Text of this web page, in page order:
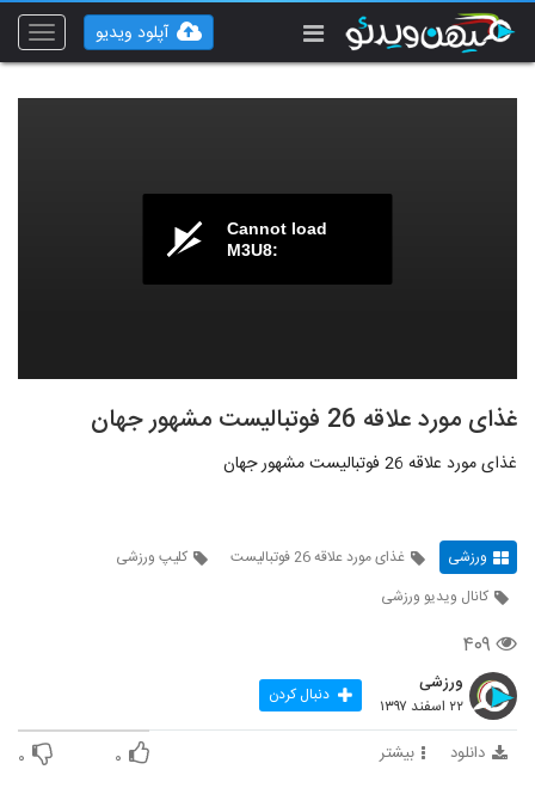
Toggle
آپلود ویدیو
Cannot load
M3U8:
غذای مورد علاقه 26 فوتبالیست مشهور جهان
غذای مورد علاقه 26 فوتبالیست مشهور جهان
ورزشی غذای مورد علاقه 26 فوتبالیست
کلیپ ورزشی
کانال ویدیو ورزشی
۴۰۹
ورزشی
۲۲ اسفند ۱۳۹۷ دنبال کردن
دانلود بیشتر ۰ ۰